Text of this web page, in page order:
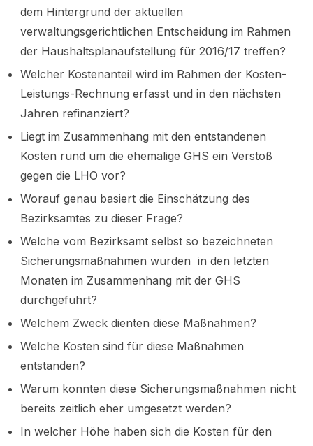
dem Hintergrund der aktuellen
verwaltungsgerichtlichen Entscheidung im Rahmen
der Haushaltsplanaufstellung für 2016/17 treffen?
Welcher Kostenanteil wird im Rahmen der Kosten-
Leistungs-Rechnung erfasst und in den nächsten
Jahren refinanziert?
Liegt im Zusammenhang mit den entstandenen
Kosten rund um die ehemalige GHS ein Verstoß
gegen die LHO vor?
Worauf genau basiert die Einschätzung des
Bezirksamtes zu dieser Frage?
Welche vom Bezirksamt selbst so bezeichneten
Sicherungsmaßnahmen wurden in den letzten
Monaten im Zusammenhang mit der GHS
durchgeführt?
Welchem Zweck dienten diese Maßnahmen?
Welche Kosten sind für diese Maßnahmen
entstanden?
Warum konnten diese Sicherungsmaßnahmen nicht
bereits zeitlich eher umgesetzt werden?
In welcher Höhe haben sich die Kosten für den